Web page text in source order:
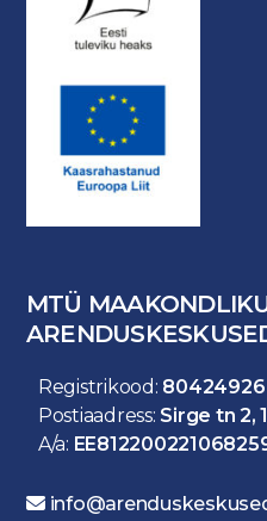
MTÜ
Registrikood: 80424926
Postiaadress: Sirge tn 2,
A/a: